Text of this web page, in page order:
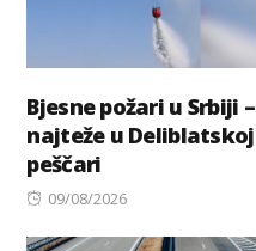
Bjesne požari u Srbiji –
najteže u Deliblatskoj
peščari
Posted
09/08/2026